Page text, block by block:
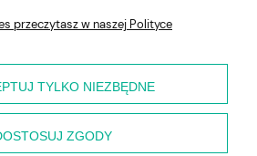
przeczytasz w naszej Polityce
TYLKO NIEZBĘDNE
ZGODY